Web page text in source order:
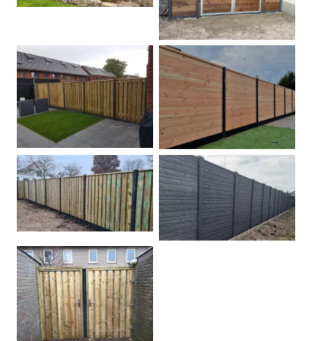
Betonpalen schutting Douglas
Hout beton schuttingen Rots motief antraciet
Tuindeur grenen